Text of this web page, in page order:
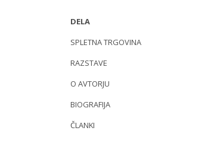
DELA
SPLETNA TRGOVINA
RAZSTAVE
O AVTORJU
BIOGRAFIJA
ČLANKI